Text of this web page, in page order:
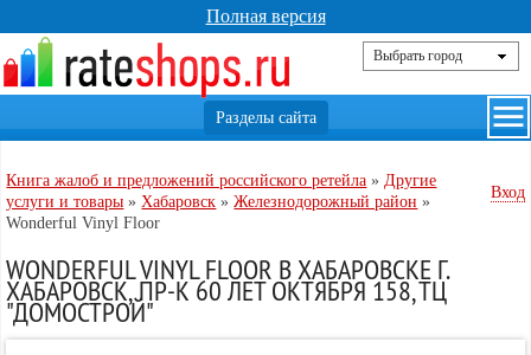
Полная версия
Книга жалоб и предложений российского ретейла »Другие
услуги и товары »Хабаровск »Железнодорожный район »
Wonderful Vinyl Floor
Вход
WONDERFUL VINYL FLOOR В ХАБАРОВСКЕ Г.
ХАБАРОВСК, ПР-К 60 ЛЕТ ОКТЯБРЯ 158, ТЦ
"ДОМОСТРОЙ"